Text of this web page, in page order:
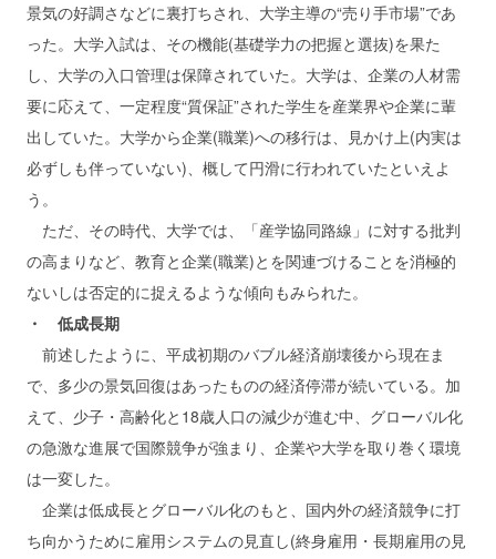
景気の好調さなどに裏打ちされ、大学主導の“売り手市場”であ
った。大学入試は、その機能(基礎学力の把握と選抜)を果た
し、大学の入口管理は保障されていた。大学は、企業の人材需
要に応えて、一定程度“質保証”された学生を産業界や企業に輩
出していた。大学から企業(職業)への移行は、見かけ上(内実は
必ずしも伴っていない)、概して円滑に行われていたといえよ
う。
ただ、その時代、大学では、「産学協同路線」に対する批判
の高まりなど、教育と企業(職業)とを関連づけることを消極的
ないしは否定的に捉えるような傾向もみられた。
・ 低成長期
前述したように、平成初期のバブル経済崩壊後から現在ま
で、多少の景気回復はあったものの経済停滞が続いている。加
えて、少子・高齢化と18歳人口の減少が進む中、グローバル化
の急激な進展で国際競争が強まり、企業や大学を取り巻く環境
は一変した。
企業は低成長とグローバル化のもと、国内外の経済競争に打
ち向かうために雇用システムの見直し(終身雇用・長期雇用の見